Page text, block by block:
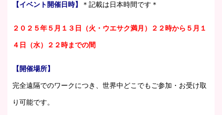
【イベント開催日時】 ＊記載は日本時間です＊
２０２５年５月１３日（火・ウエサク満月）２２時から５月１
４日（水）２２時までの間
【開催場所】
完全遠隔でのワークにつき、世界中どこでもご参加・お受け取
り可能です。